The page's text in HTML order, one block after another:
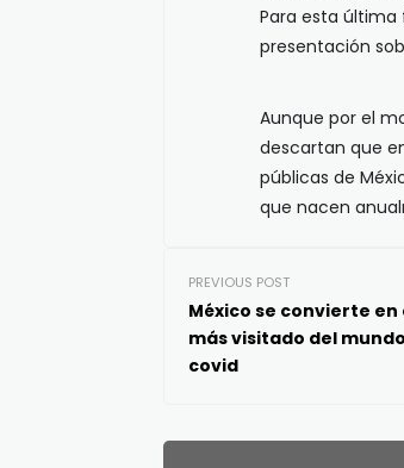
Para esta
presentación
Aunque por el
descartan que
públicas de
que nacen
PREVIOUS POST
México se convierte
más visitado del
covid